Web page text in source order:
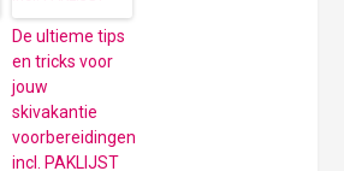
De ultieme tips
en tricks voor
jouw
skivakantie
voorbereidingen
incl. PAKLIJST